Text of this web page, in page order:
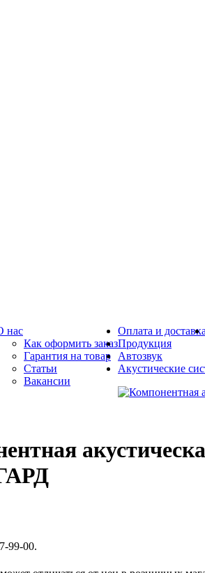
нас
Как оформить заказ
Гарантия на товар
Статьи
Вакансии
Оплата и доставка
Продукция
Автозвук
Акустические
99-00.